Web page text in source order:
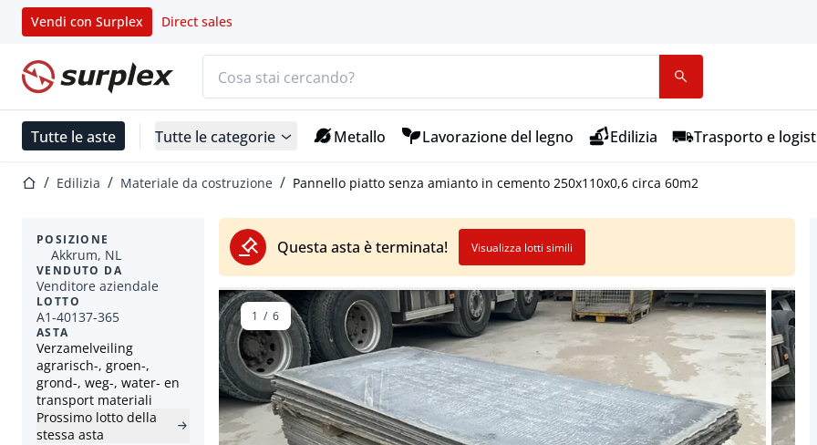
Vendi con Surplex Direct sales
Home
Tutte le aste Tutte le categorie Metallo Lavorazione del legno Edilizia Trasporto e
Home Edilizia Materiale da costruzione Pannello piatto senza amianto in cemento 250x110x0,6 circa 60m2
Questa asta è terminata! Visualizza lotti simili
POSIZIONE
Akkrum, NL
VENDUTO DA
Venditore aziendale
LOTTO
A1-40137-365
ASTA
Verzamelveiling
agrarisch-, groen-,
grond-, weg-, water- en
transport materiali
Prossimo lotto della
stessa asta
1 / 6